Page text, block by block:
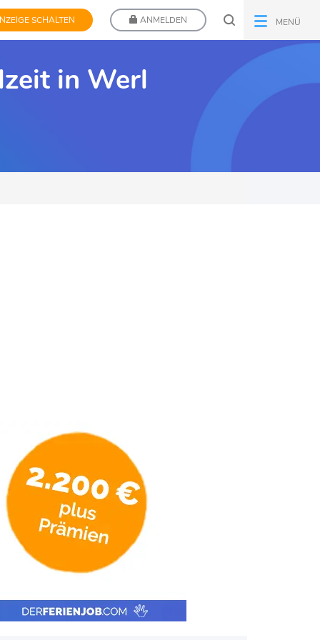
SCHALTEN ANMELDEN MENÜ
in Werl